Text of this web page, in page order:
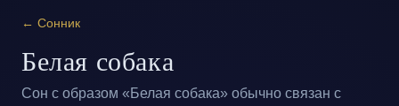
← Сонник
Белая собака
Сон с образом «Белая собака» обычно связан с